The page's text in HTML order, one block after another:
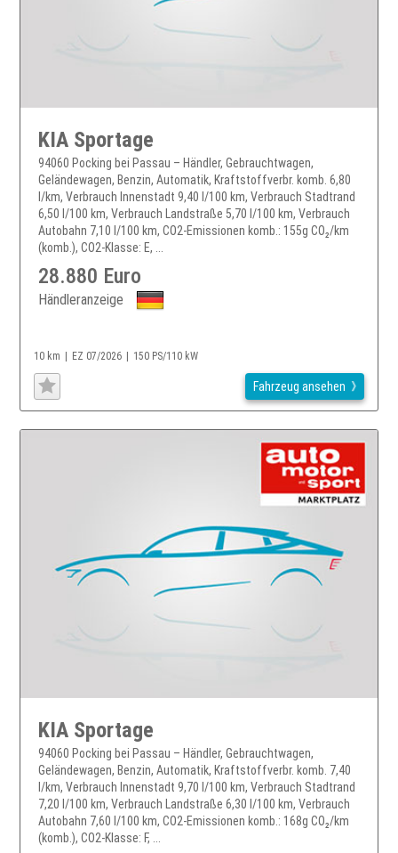
KIA Sportage
94060 Pocking bei Passau – Händler, Gebrauchtwagen,
Geländewagen, Benzin, Automatik, Kraftstoffverbr. komb. 6,80
l/km, Verbrauch Innenstadt 9,40 l/100 km, Verbrauch Stadtrand
6,50 l/100 km, Verbrauch Landstraße 5,70 l/100 km, Verbrauch
Autobahn 7,10 l/100 km, CO2-Emissionen komb.: 155g CO₂/km
(komb.), CO2-Klasse: E, ...
28.880 Euro
Händleranzeige
10 km EZ 07/2026 150 PS/110 kW
Fahrzeug ansehen
KIA Sportage
94060 Pocking bei Passau – Händler, Gebrauchtwagen,
Geländewagen, Benzin, Automatik, Kraftstoffverbr. komb. 7,40
l/km, Verbrauch Innenstadt 9,70 l/100 km, Verbrauch Stadtrand
7,20 l/100 km, Verbrauch Landstraße 6,30 l/100 km, Verbrauch
Autobahn 7,60 l/100 km, CO2-Emissionen komb.: 168g CO₂/km
(komb.), CO2-Klasse: F, ...